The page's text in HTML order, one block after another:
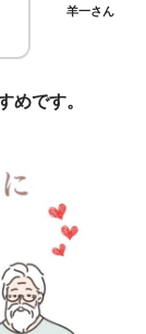
羊一さん
めです。